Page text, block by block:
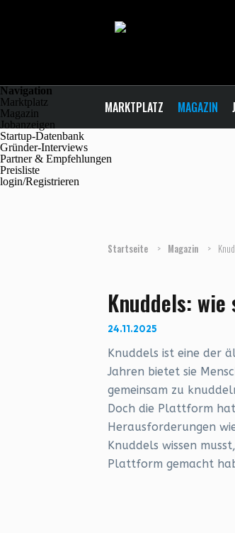
MARKTPLATZ MAGAZIN
Navigation
Marktplatz
Magazin
Jobanzeigen
Startup-Datenbank
Gründer-Interviews
Partner & Empfehlungen
Preisliste
login/Registrieren
Startseite > Magazin >
Knuddels:
24.11.2025
Knuddels ist eine der
Jahren bietet sie
gemeinsam zu
Doch die Plattform
Herausforderungen
Knuddels wissen
Plattform gemacht